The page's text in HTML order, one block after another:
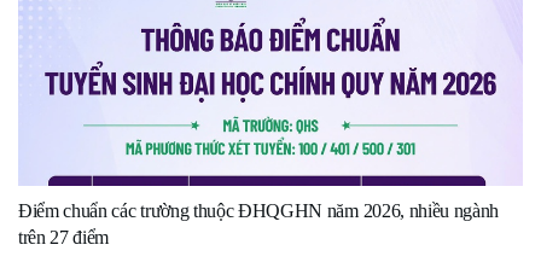
Điểm chuẩn các trường thuộc ĐHQGHN năm 2026, nhiều ngành
trên 27 điểm